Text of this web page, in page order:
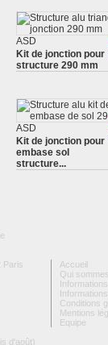
ASD
Kit de jonction pour
structure 290 mm
ASD
Kit de jonction pour
embase sol
structure...
Paris
d'août)
Accueil
Qui
Conditions
Mentions
Equipe